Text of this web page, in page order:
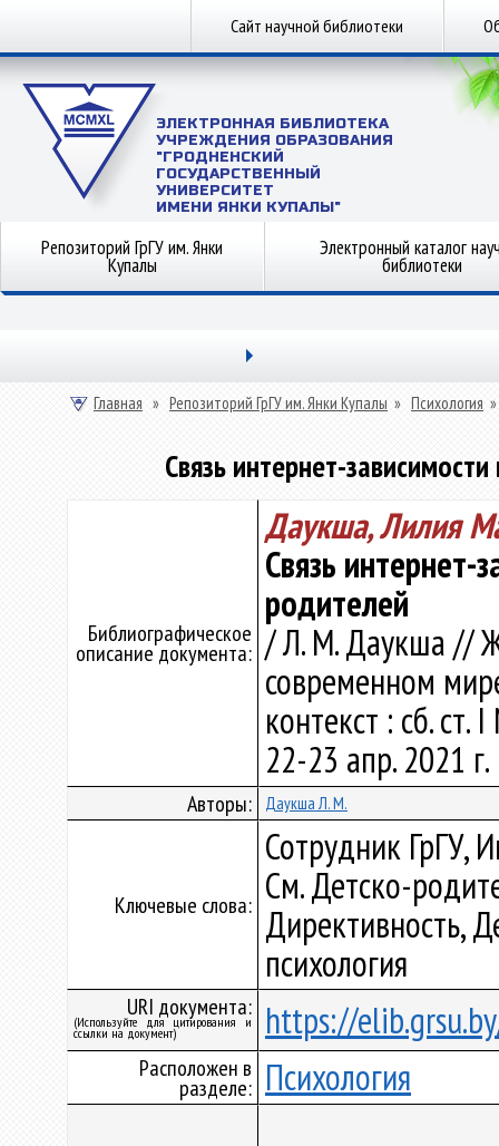
Сайт научной библиотеки
ЭЛЕКТРОННАЯ БИБЛИОТЕКА
УЧРЕЖДЕНИЯ ОБРАЗОВАНИЯ
"ГРОДНЕНСКИЙ
ГОСУДАРСТВЕННЫЙ
УНИВЕРСИТЕТ
ИМЕНИ ЯНКИ КУПАЛЫ"
Репозиторий ГрГУ им. Янки
Купалы
Электронный каталог
библиотеки
Главная » Репозиторий ГрГУ им. Янки Купалы » Психология »
Связь интернет-
Библиографическое
описание документа:
Даукша, Лилия
Связь интернет-
родителей
/ Л. М. Даукша //
современном
контекст : сб.
22-23 апр. 2021
Авторы: Даукша Л. М.
Ключевые слова:
Сотрудник ГрГУ,
См. Детско-
Директивность,
психология
URI документа:
(Используйте для цитирования и
ссылки на документ) https://
Расположен в
разделе: Психология